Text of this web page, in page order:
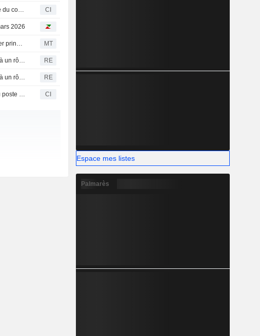
Las Vegas Sands Corp. nomme Muktesh "Micky" Pant nouveau membre du conseil d'administration et membre du comité de nomination et de gouvernance et du comité de conformité du conseil d'administration CI
2026
Le PDG de Las Vegas Sands, M. Goldstein, passera au rôle de conseiller principal en mars 2026 MT
Le PDG de Las Vegas Sands quittera ses fonctions en 2026 et passera à un rôle de conseiller RE
Le PDG de Las Vegas Sands quittera ses fonctions en 2026 et passera à un rôle de conseiller RE
Las Vegas Sands Corp. annonce la transition de Robert G. Goldstein du poste de directeur général à celui de conseiller principal CI
Espace mes listes
Palmarès